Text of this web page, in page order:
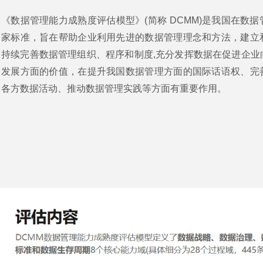
《数据管理能力成熟度评估模型》(简称 DCMM)是我国在数
家标准，旨在帮助企业利用先进的数据管理理念和方法，建
持续完善数据管理组织、程序和制度,充分发挥数据在促进企
发展方面的价值，在提升我国数据管理方面的国际话语权、
各方数据活动、推动数据管理实践等方面有重要作用。